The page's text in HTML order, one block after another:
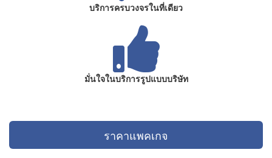
บริการครบวงจรในที่เดียว
มั่นใจในบริการรูปแบบบริษัท
ราคาแพคเกจ